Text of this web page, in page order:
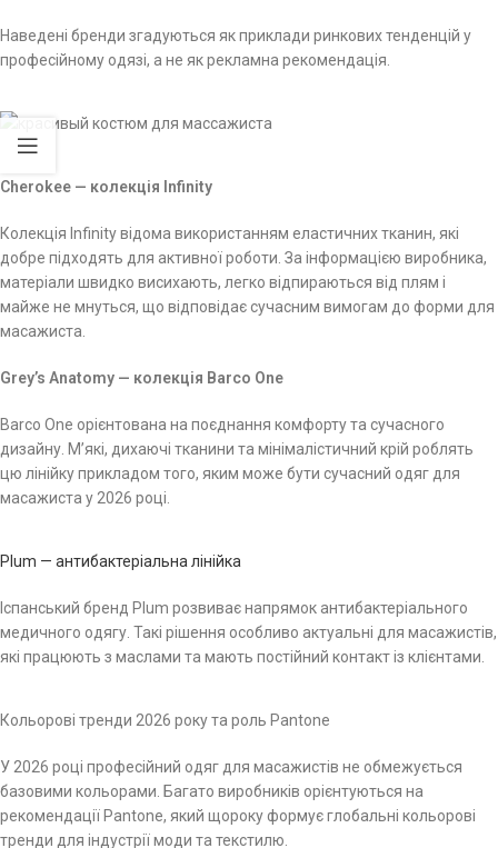
Наведені бренди згадуються як приклади ринкових тенденцій у
професійному одязі, а не як рекламна рекомендація.
Cherokee — колекція Infinity
Колекція Infinity відома використанням еластичних тканин, які
добре підходять для активної роботи. За інформацією виробника,
матеріали швидко висихають, легко відпираються від плям і
майже не мнуться, що відповідає сучасним вимогам до форми для
масажиста.
Grey’s Anatomy — колекція Barco One
Barco One орієнтована на поєднання комфорту та сучасного
дизайну. М’які, дихаючі тканини та мінімалістичний крій роблять
цю лінійку прикладом того, яким може бути сучасний одяг для
масажиста у 2026 році.
Plum — антибактеріальна лінійка
Іспанський бренд Plum розвиває напрямок антибактеріального
медичного одягу. Такі рішення особливо актуальні для масажистів,
які працюють з маслами та мають постійний контакт із клієнтами.
Кольорові тренди 2026 року та роль Pantone
У 2026 році професійний одяг для масажистів не обмежується
базовими кольорами. Багато виробників орієнтуються на
рекомендації Pantone, який щороку формує глобальні кольорові
тренди для індустрії моди та текстилю.